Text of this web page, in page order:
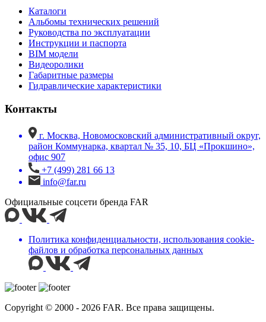
Каталоги
Альбомы технических решений
Руководства по эксплуатации
Инструкции и паспорта
BIM модели
Видеоролики
Габаритные размеры
Гидравлические характеристики
Контакты
г. Москва, Новомосковский административный округ,
район Коммунарка, квартал № 35, 10, БЦ «Прокшино»,
офис 907
+7 (499) 281 66 13
info@far.ru
Официальные соцсети бренда FAR
Политика конфиденциальности, использования сookie-
файлов и обработка персональных данных
Copyright © 2000 - 2026 FAR. Все права защищены.